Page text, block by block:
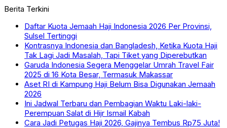
Berita Terkini
Daftar Kuota Jemaah Haji Indonesia 2026 Per Provinsi,
Sulsel Tertinggi
Kontrasnya Indonesia dan Bangladesh, Ketika Kuota Haji
Tak Lagi Jadi Masalah, Tapi Tiket yang Diperebutkan
Garuda Indonesia Segera Menggelar Umrah Travel Fair
2025 di 16 Kota Besar, Termasuk Makassar
Aset RI di Kampung Haji Belum Bisa Digunakan Jemaah
2026
Ini Jadwal Terbaru dan Pembagian Waktu Laki-laki-
Perempuan Salat di Hijr Ismail Kabah
Cara Jadi Petugas Haji 2026, Gajinya Tembus Rp75 Juta!